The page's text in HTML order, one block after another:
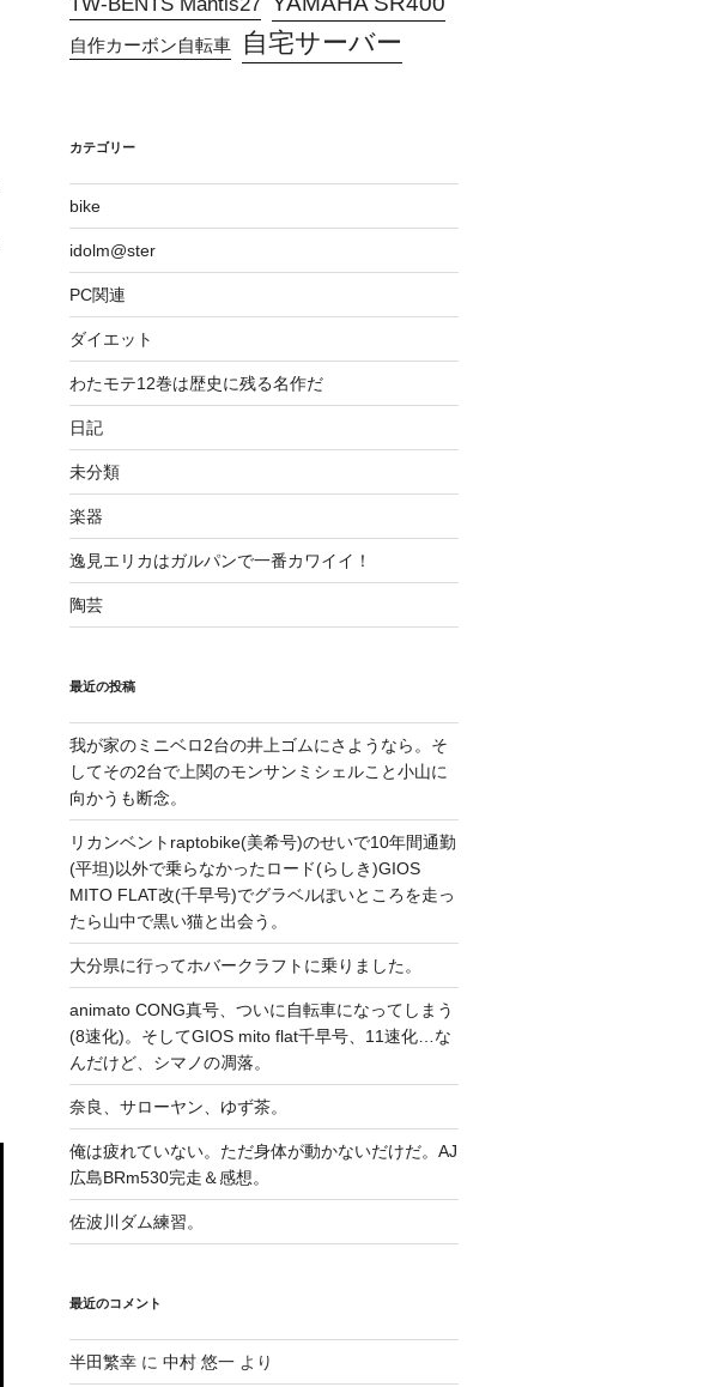
TW-BENTS Mantis27
自作カーボン自転車 自宅サーバー
カテゴリー
bike
idolm@ster
PC関連
ダイエット
わたモテ12巻は歴史に残る名作だ
日記
未分類
楽器
逸見エリカはガルパンで一番カワイイ！
陶芸
最近の投稿
我が家のミニベロ2台の井上ゴムにさようなら。そ
してその2台で上関のモンサンミシェルこと小山に
向かうも断念。
リカンベントraptobike(美希号)のせいで10年間通勤
(平坦)以外で乗らなかったロード(らしき)GIOS
MITO FLAT改(千早号)でグラベルぽいところを走っ
たら山中で黒い猫と出会う。
大分県に行ってホバークラフトに乗りました。
animato CONG真号、ついに自転車になってしまう
(8速化)。そしてGIOS mito flat千早号、11速化…な
んだけど、シマノの凋落。
奈良、サローヤン、ゆず茶。
俺は疲れていない。ただ身体が動かないだけだ。AJ
広島BRm530完走＆感想。
佐波川ダム練習。
最近のコメント
半田繁幸に 中村 悠一より